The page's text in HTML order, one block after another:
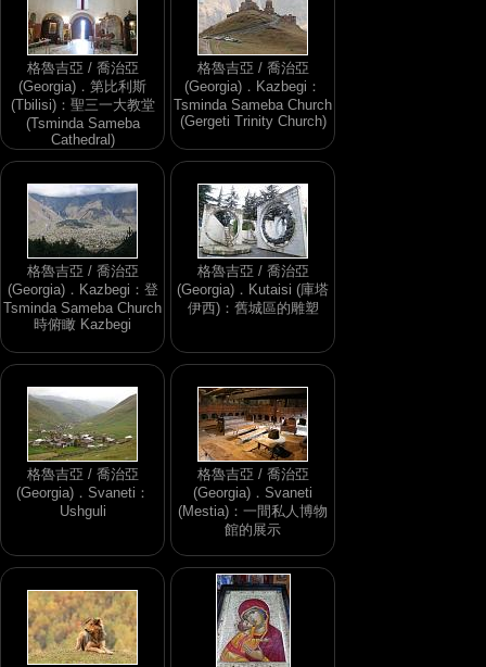
格魯吉亞 / 喬治亞
(Georgia)．第比利斯
(Tbilisi)：聖三一大教堂
(Tsminda Sameba
Cathedral)
格魯吉亞 / 喬治亞
(Georgia)．Kazbegi：
Tsminda Sameba Church
(Gergeti Trinity Church)
格魯吉亞 / 喬治亞
(Georgia)．Kazbegi：登
Tsminda Sameba Church
時俯瞰 Kazbegi
格魯吉亞 / 喬治亞
(Georgia)．Kutaisi (庫塔
伊西)：舊城區的雕塑
格魯吉亞 / 喬治亞
(Georgia)．Svaneti：
Ushguli
格魯吉亞 / 喬治亞
(Georgia)．Svaneti
(Mestia)：一間私人博物
館的展示